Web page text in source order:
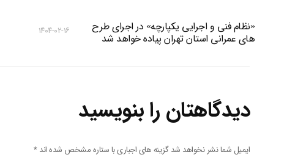
«نظام فنی و اجرایی یکپارچه» در اجرای طرح
های عمرانی استان تهران پیاده خواهد شد
۱۴۰۴-۰۲-۱۶
دیدگاهتان را بنویسید
ایمیل شما نشر نخواهد شد گزینه های اجباری با ستاره مشخص شده اند*